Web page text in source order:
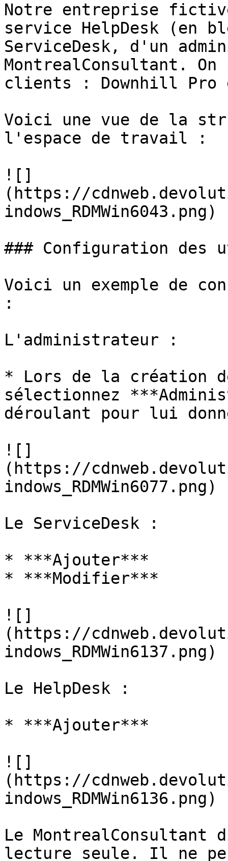
Notre entreprise fictive
service HelpDesk (en
ServiceDesk, d'un
MontrealConsultant.
clients : Downhill Pro
Voici une vue de la
l'espace de travail :
![]
(https://
indows_RDMWin6043.png)
### Configuration des
Voici un exemple de
:
L'administrateur :
* Lors de la création
sélectionnez
déroulant pour lui
![]
(https://
indows_RDMWin6077.png)
Le ServiceDesk :
* ***Ajouter***
* ***Modifier***
![]
(https://
indows_RDMWin6137.png)
Le HelpDesk :
* ***Ajouter***
![]
(https://
indows_RDMWin6136.png)
Le MontrealConsultant
lecture seule. Il ne